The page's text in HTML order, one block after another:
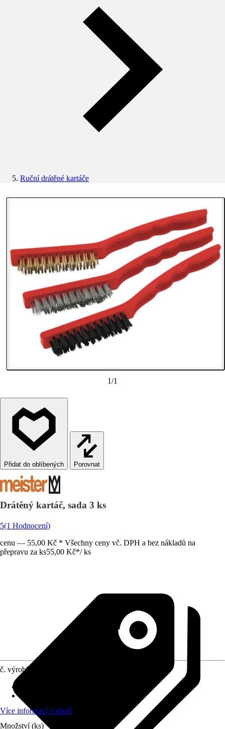
Ruční drátěné kartáče
1/1
Porovnat
Drátěný kartáč, sada 3 ks
5(1 Hodnocení)
cenu — 55,00 Kč * Všechny ceny vč. DPH a bez nákladů na
přepravu za ks55,00 Kč*/ ks
č. výrobku
Více informací o zboží
Množství (ks)